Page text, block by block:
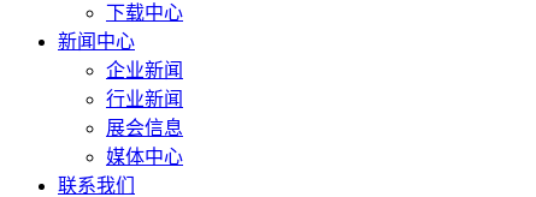
下载中心
新闻中心
企业新闻
行业新闻
展会信息
媒体中心
联系我们